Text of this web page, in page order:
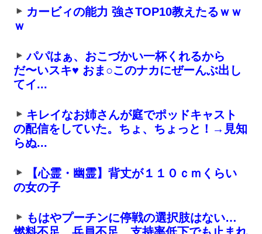
カービィの能力 強さTOP10教えたるｗｗ
ｗ
パパはぁ、おこづかい一杯くれるから
だ〜いスキ♥ おま○このナカにぜーんぶ出し
てイ...
キレイなお姉さんが庭でポッドキャスト
の配信をしていた。ちょ、ちょっと！→見知
らぬ...
【心霊・幽霊】背丈が１１０ｃｍくらい
の女の子
もはやプーチンに停戦の選択肢はない…
燃料不足、兵員不足、支持率低下でも止まれ